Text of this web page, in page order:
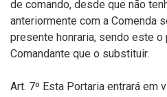
de comando, desde que não
anteriormente com a Comenda
presente honraria, sendo este o
Comandante que o substituir.
Art. 7º Esta Portaria entrará em